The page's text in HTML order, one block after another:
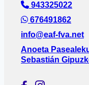
943325022
676491862
info@eaf-fva.net
Anoeta
Sebastián